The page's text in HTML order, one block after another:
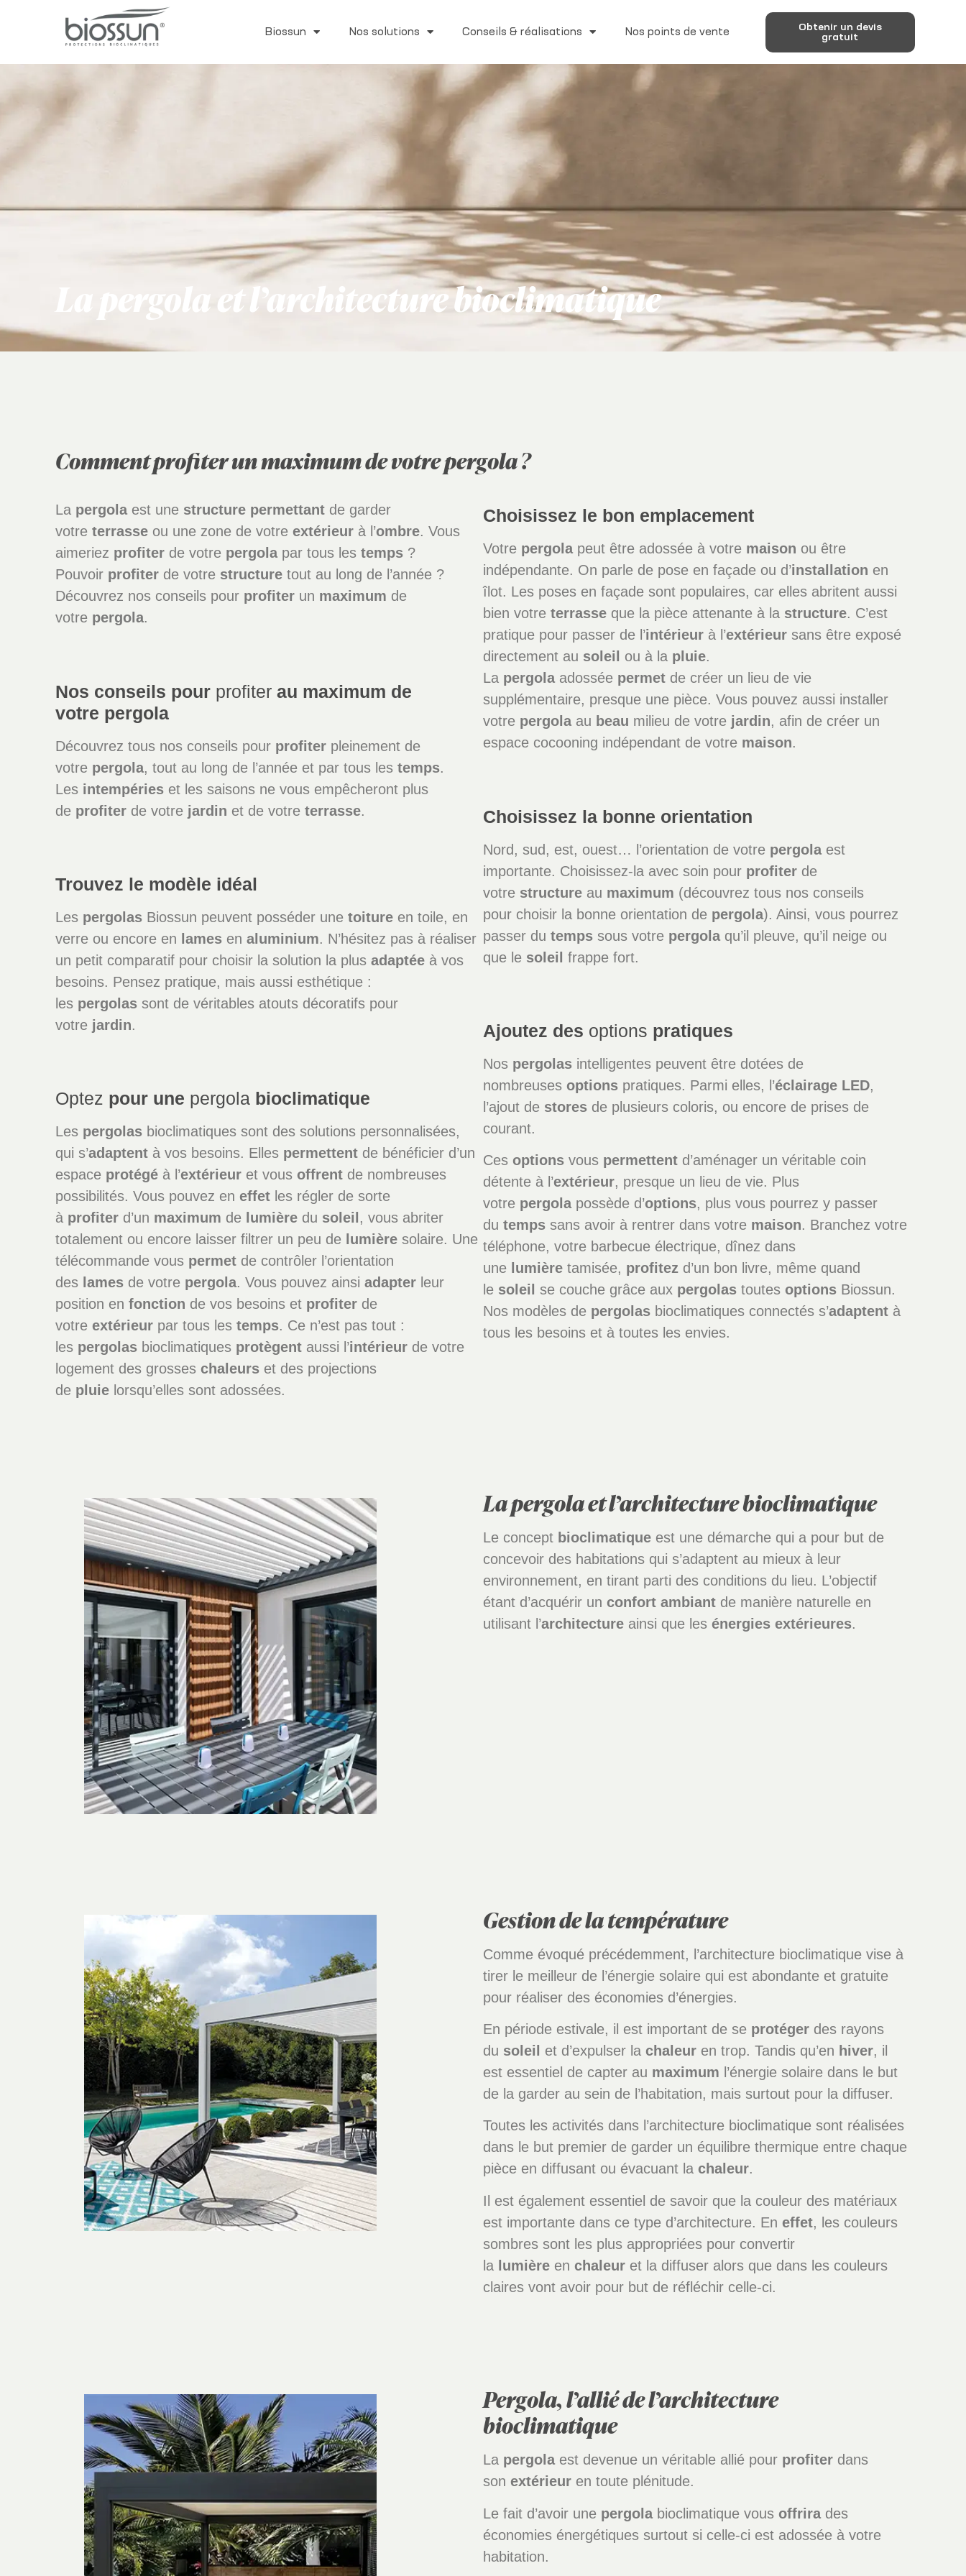
Biossun Nos solutions Conseils & réalisations Nos points de vente
Obtenir un devis
gratuit
La pergola et l’architecture bioclimatique
Comment profiter un maximum de votre pergola ?
La pergolaest une structure permettant de garder
votreterrasse ou une zone de votreextérieur à l’ombre. Vous
aimeriez profiter de votre pergolapar tous lestemps ?
Pouvoir profiter de votre structure tout au long de l’année ?
Découvrez nos conseils pour profiter un maximum de
votre pergola.
Nos conseils pour profiterau maximum de
votre pergola
Découvrez tous nos conseils pour profiter pleinement de
votre pergola, tout au long de l’année et par tous lestemps.
Les intempéries et les saisons ne vous empêcheront plus
de profiter de votre jardin et de votreterrasse.
Trouvez le modèle idéal
Les pergolas Biossun peuvent posséder unetoiture en toile, en
verre ou encore en lames enaluminium. N’hésitez pas à réaliser
un petit comparatif pour choisir la solution la plusadaptée à vos
besoins. Pensez pratique, mais aussi esthétique :
les pergolas sont de véritables atouts décoratifs pour
votre jardin.
Optez pour une pergola bioclimatique
Les pergolas bioclimatiques sont des solutions personnalisées,
qui s’adaptent à vos besoins. Elles permettent de bénéficier d’un
espace protégé à l’extérieur et vousoffrent de nombreuses
possibilités. Vous pouvez eneffet les régler de sorte
à profiter d’un maximum de lumière du soleil , vous abriter
totalement ou encore laisser filtrer un peu de lumière solaire. Une
télécommande vous permet de contrôler l’orientation
des lames de votre pergola. Vous pouvez ainsiadapter leur
position enfonction de vos besoins et profiter de
votreextérieur par tous lestemps. Ce n’est pas tout :
les pergolas bioclimatiques protègent aussi l’intérieur de votre
logement des grosseschaleurs et des projections
de pluie lorsqu’elles sont adossées.
Choisissez le bon emplacement
Votre pergolapeut être adossée à votre maison ou être
indépendante. On parle de pose en façade ou d’installation en
îlot. Les poses en façade sont populaires, car elles abritent aussi
bien votre terrasse que la pièce attenante à la structure. C’est
pratique pour passer de l’intérieur à l’extérieur sans être exposé
directement au soleil ou à la pluie.
La pergolaadossée permet de créer un lieu de vie
supplémentaire, presque une pièce. Vous pouvez aussi installer
votre pergolaau beau milieu de votre jardin, afin de créer un
espace cocooning indépendant de votre maison.
Choisissez la bonne orientation
Nord, sud, est, ouest… l’orientation de votre pergolaest
importante. Choisissez-la avec soin pour profiter de
votre structure au maximum (découvrez tous nos conseils
pour choisir la bonne orientation de pergola). Ainsi, vous pourrez
passer du temps sous votre pergolaqu’il pleuve, qu’il neige ou
que le soleil frappe fort.
Ajoutez des options pratiques
Nos pergolas intelligentes peuvent être dotées de
nombreuses options pratiques. Parmi elles, l’éclairage LED,
l’ajout de stores de plusieurs coloris, ou encore de prises de
courant.
Ces options vous permettent d’aménager un véritable coin
détente à l’extérieur, presque un lieu de vie. Plus
votre pergolapossède d’options, plus vous pourrez y passer
du temps sans avoir à rentrer dans votre maison. Branchez votre
téléphone, votre barbecue électrique, dînez dans
une lumière tamisée, profitez d’un bon livre, même quand
le soleil se couche grâce aux pergolas toutes options Biossun.
Nos modèles de pergolas bioclimatiques connectés s’adaptent à
tous les besoins et à toutes les envies.
La pergola et l’architecture bioclimatique
Le concept bioclimatique est une démarche qui a pour but de
concevoir des habitations qui s’adaptent au mieux à leur
environnement, en tirant parti des conditions du lieu. L’objectif
étant d’acquérir un confort ambiant de manière naturelle en
utilisant l’architecture ainsi que les énergies extérieures.
Gestion de la température
Comme évoqué précédemment, l’architecture bioclimatique vise à
tirer le meilleur de l’énergie solaire qui est abondante et gratuite
pour réaliser des économies d’énergies.
En période estivale, il est important de se protéger des rayons
du soleil et d’expulser la chaleur en trop. Tandis qu’en hiver, il
est essentiel de capter au maximum l’énergie solaire dans le but
de la garder au sein de l’habitation, mais surtout pour la diffuser.
Toutes les activités dans l’architecture bioclimatique sont réalisées
dans le but premier de garder un équilibre thermique entre chaque
pièce en diffusant ou évacuant la chaleur.
Il est également essentiel de savoir que la couleur des matériaux
est importante dans ce type d’architecture. En effet, les couleurs
sombres sont les plus appropriées pour convertir
la lumière en chaleur et la diffuser alors que dans les couleurs
claires vont avoir pour but de réfléchir celle-ci.
Pergola, l’allié de l’architecture
bioclimatique
La pergolaest devenue un véritable allié pour profiter dans
son extérieur en toute plénitude.
Le fait d’avoir une pergolabioclimatique vous offrirades
économies énergétiques surtout si celle-ci est adossée à votre
habitation.